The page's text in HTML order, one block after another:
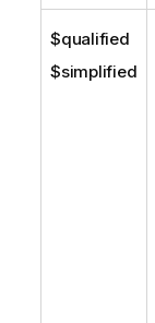
$qualified
$simplified